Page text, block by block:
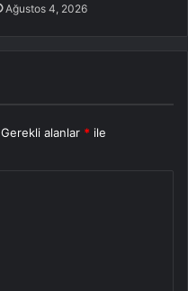
Ağustos 4, 2026
Gerekli alanlar * ile